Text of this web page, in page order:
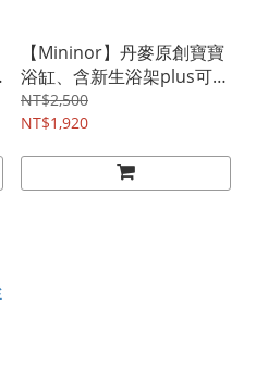
【Mininor】丹麥原創寶寶
浴缸、含新生浴架plus可愛
溫度計組合 ~ 從新生用到5
歲的超貼心寶貝浴盆!
NT$2,500
NT$1,920